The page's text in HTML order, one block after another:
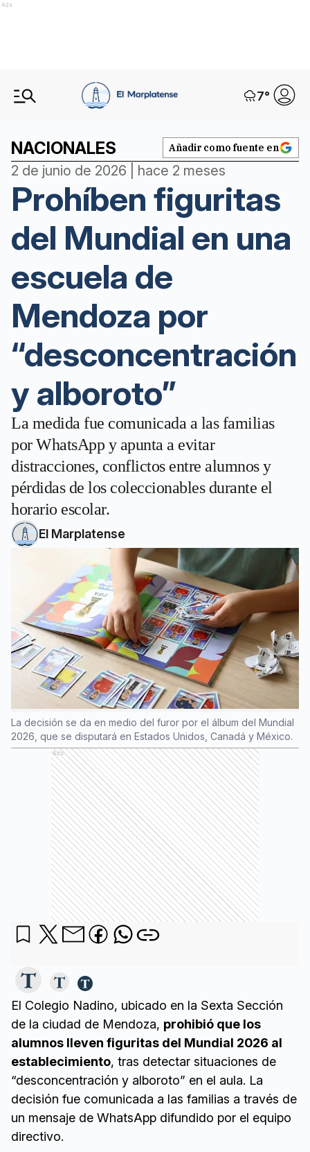
Ads
7°
NACIONALES Añadir como fuente en
2 de junio de 2026 | hace 2 meses
Prohíben figuritas
del Mundial en una
escuela de
Mendoza por
“desconcentración
y alboroto”
La medida fue comunicada a las familias
por WhatsApp y apunta a evitar
distracciones, conflictos entre alumnos y
pérdidas de los coleccionables durante el
horario escolar.
El Marplatense
La decisión se da en medio del furor por el álbum del Mundial
2026, que se disputará en Estados Unidos, Canadá y México.
Ads
El Colegio Nadino, ubicado en la Sexta Sección
de la ciudad de Mendoza, prohibió que los
alumnos lleven figuritas del Mundial 2026 al
establecimiento, tras detectar situaciones de
“desconcentración y alboroto” en el aula. La
decisión fue comunicada a las familias a través de
un mensaje de WhatsApp difundido por el equipo
directivo.